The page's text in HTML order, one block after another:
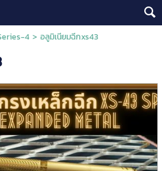
4> อลูมิเนียมฉีกxs43